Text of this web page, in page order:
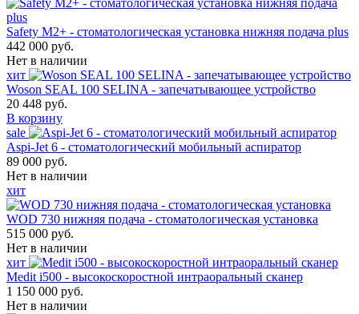
Safety M2+ - стоматологическая установка нижняя подача plus
442 000 руб.
Нет в наличии
хит
Woson SEAL 100 SELINA - запечатывающее устройство
20 448 руб.
В корзину
sale
Aspi-Jet 6 - стоматологический мобильный аспиратор
89 000 руб.
Нет в наличии
хит
WOD 730 нижняя подача - стоматологическая установка
515 000 руб.
Нет в наличии
хит
Medit i500 - высокоскоростной интраоральный сканер
1 150 000 руб.
Нет в наличии